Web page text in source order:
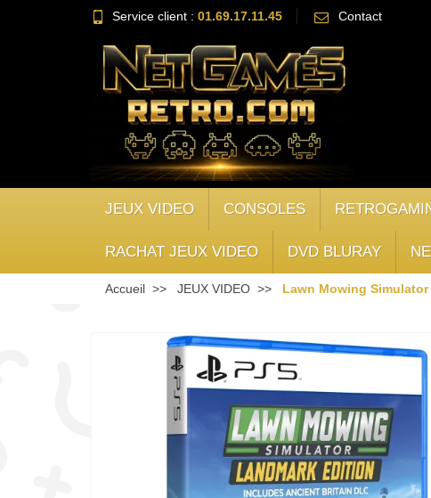
Service client : 01.69.17.11.45 Contact
JEUX VIDEO CONSOLES
RACHAT JEUX VIDEO DVD BLURAY
Accueil JEUX VIDEO Lawn Mowing